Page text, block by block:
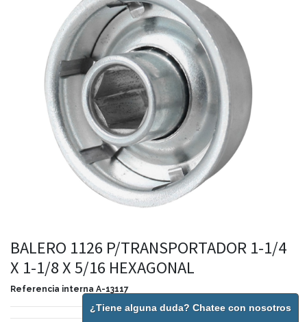
BALERO 1126 P/TRANSPORTADOR 1-1/4
X 1-1/8 X 5/16 HEXAGONAL
Referencia interna A-13117
¿Tiene alguna duda? Chatee con nosotros